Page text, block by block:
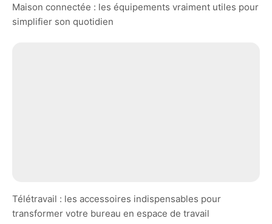
Maison connectée : les équipements vraiment utiles pour
simplifier son quotidien
Télétravail : les accessoires indispensables pour
transformer votre bureau en espace de travail